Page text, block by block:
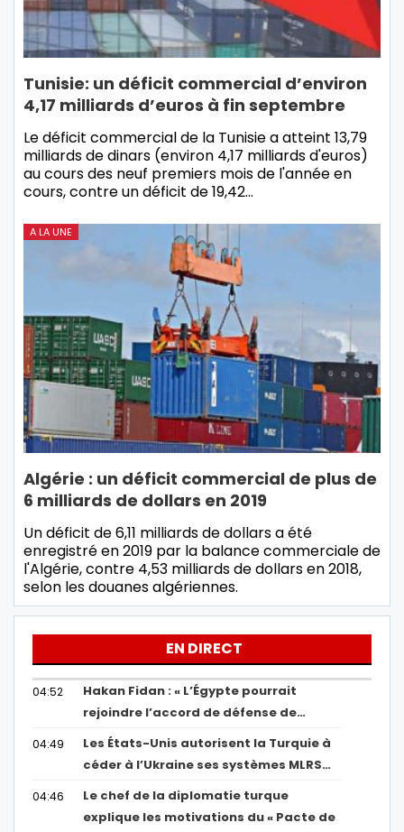
Tunisie: un déficit commercial d’environ
4,17 milliards d’euros à fin septembre
Le déficit commercial de la Tunisie a atteint 13,79
milliards de dinars (environ 4,17 milliards d'euros)
au cours des neuf premiers mois de l'année en
cours, contre un déficit de 19,42…
A LA UNE
Algérie : un déficit commercial de plus de
6 milliards de dollars en 2019
Un déficit de 6,11 milliards de dollars a été
enregistré en 2019 par la balance commerciale de
l'Algérie, contre 4,53 milliards de dollars en 2018,
selon les douanes algériennes.
EN DIRECT
04:52
Hakan Fidan : « L’Égypte pourrait
rejoindre l’accord de défense de…
04:49
Les États-Unis autorisent la Turquie à
céder à l’Ukraine ses systèmes MLRS…
04:46
Le chef de la diplomatie turque
explique les motivations du « Pacte de